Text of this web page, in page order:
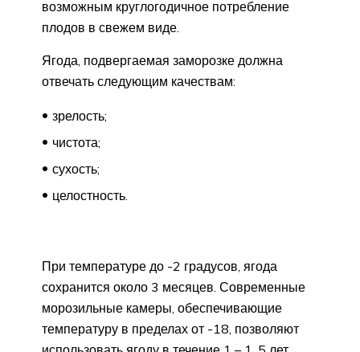
возможным круглогодичное потребление
плодов в свежем виде.
Ягода, подвергаемая заморозке должна
отвечать следующим качествам:
зрелость;
чистота;
сухость;
целостность.
При температуре до -2 градусов, ягода
сохранится около 3 месяцев. Современные
морозильные камеры, обеспечивающие
температуру в пределах от -18, позволяют